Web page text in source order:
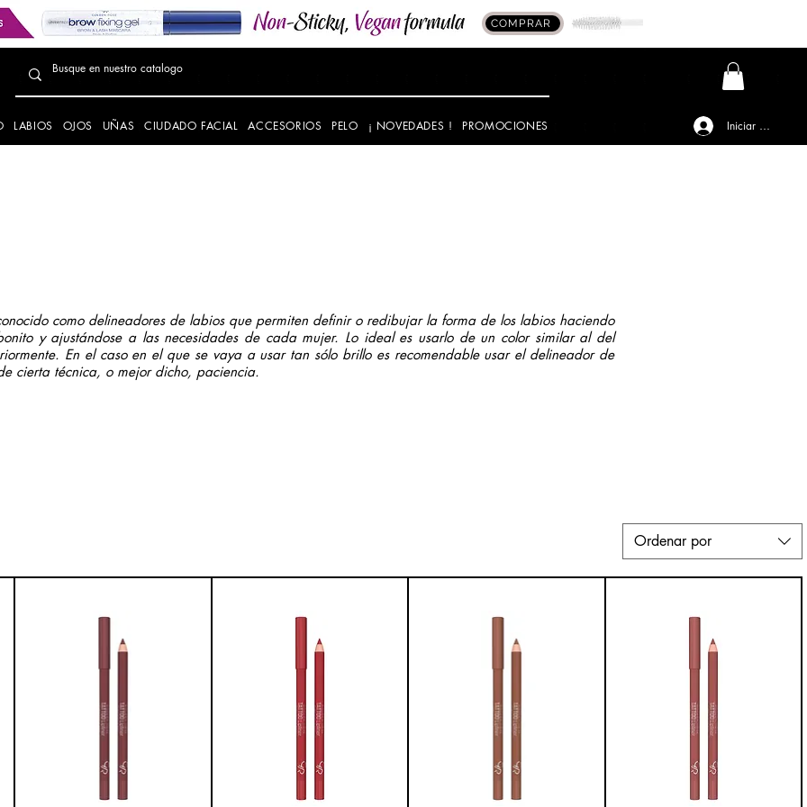
COMPRAR
LABIOS OJOS UÑAS CIUDADO FACIAL ACCESORIOS PELO ¡ NOVEDADES ! PROMOCIONES Iniciar sesión
como delineadores de labios que permiten definir o redibujar la forma de los labios haciendo
y ajustándose a las necesidades de cada mujer. Lo ideal es usarlo de un color similar al del
En el caso en el que se vaya a usar tan sólo brillo es recomendable usar el delineador de
cierta técnica, o mejor dicho, paciencia.
Ordenar por